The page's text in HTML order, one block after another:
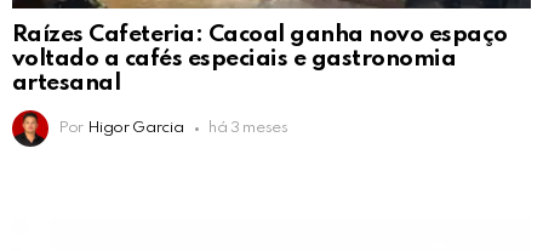
Raízes Cafeteria: Cacoal ganha novo espaço
voltado a cafés especiais e gastronomia
artesanal
Por Higor Garcia há 3 meses